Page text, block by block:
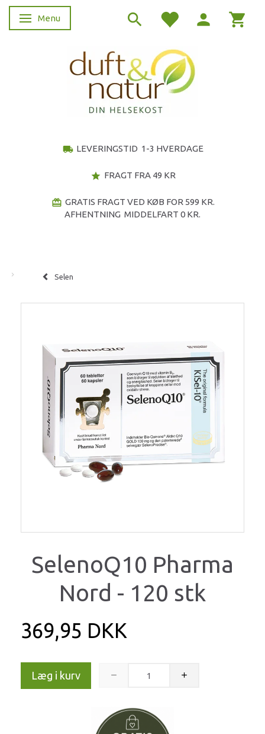
Skifte navigation
Menu
local_shipping LEVERINGSTID 1-3 HVERDAGE
star FRAGT FRA 49 KR
redeem GRATIS FRAGT VED KØB FOR 599 KR.
AFHENTNING MIDDELFART 0 KR.
Selen
SelenoQ10 Pharma
Nord - 120 stk
369,95 DKK
Læg i kurv